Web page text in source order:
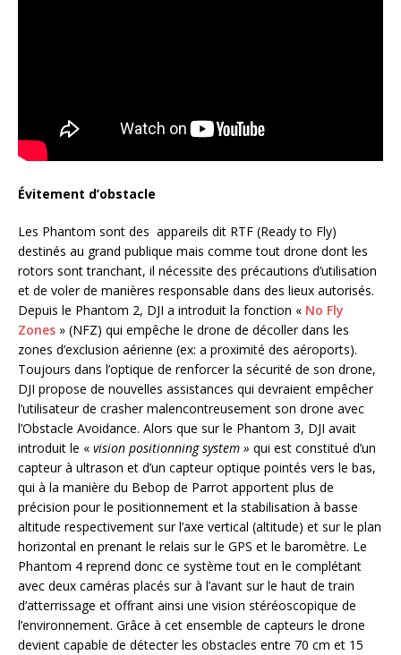
Évitement d’obstacle
Les Phantom sont des appareils dit RTF (Ready to Fly)
destinés au grand publique mais comme tout drone dont les
rotors sont tranchant, il nécessite des précautions d’utilisation
et de voler de manières responsable dans des lieux autorisés.
Depuis le Phantom 2, DJI a introduit la fonction « No Fly
Zones » (NFZ) qui empêche le drone de décoller dans les
zones d’exclusion aérienne (ex: a proximité des aéroports).
Toujours dans l’optique de renforcer la sécurité de son drone,
DJI propose de nouvelles assistances qui devraient empêcher
l’utilisateur de crasher malencontreusement son drone avec
l’Obstacle Avoidance. Alors que sur le Phantom 3, DJI avait
introduit le « vision positionning system » qui est constitué d’un
capteur à ultrason et d’un capteur optique pointés vers le bas,
qui à la manière du Bebop de Parrot apportent plus de
précision pour le positionnement et la stabilisation à basse
altitude respectivement sur l’axe vertical (altitude) et sur le plan
horizontal en prenant le relais sur le GPS et le baromètre. Le
Phantom 4 reprend donc ce système tout en le complétant
avec deux caméras placés sur à l’avant sur le haut de train
d’atterrissage et offrant ainsi une vision stéréoscopique de
l’environnement. Grâce à cet ensemble de capteurs le drone
devient capable de détecter les obstacles entre 70 cm et 15